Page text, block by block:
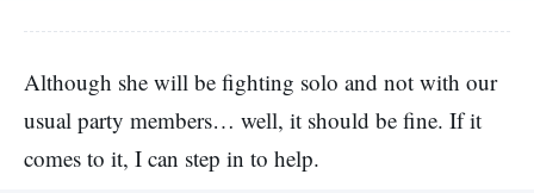
Although she will be fighting solo and not with our
usual party members… well, it should be fine. If it
comes to it, I can step in to help.